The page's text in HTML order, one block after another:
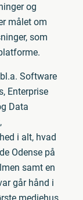
og
målet om
som
Software
Enterprise
Data
i alt, hvad
Odense på
samt en
går hånd i